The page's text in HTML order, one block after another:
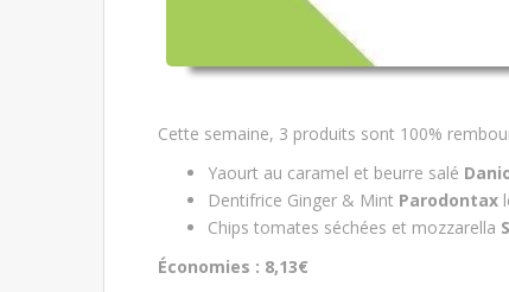
Cette semaine, 3 produits sont 100%
Yaourt au caramel et beurre salé
Dentifrice Ginger & Mint Parodontax
Chips tomates séchées et mozzarella
Économies : 8,13€